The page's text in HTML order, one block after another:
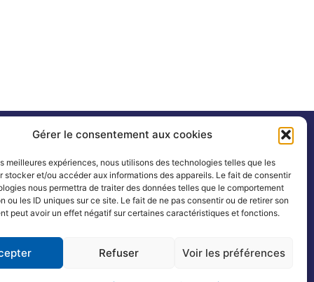
Gérer le consentement aux cookies
meilleures expériences, nous utilisons des technologies telles que les
stocker et/ou accéder aux informations des appareils. Le fait de consentir
nous permettra de traiter des données telles que le comportement
ou les ID uniques sur ce site. Le fait de ne pas consentir ou de retirer son
peut avoir un effet négatif sur certaines caractéristiques et fonctions.
Refuser Voir les préférences
Coordonnées
13, rue de la République – 54320 Maxéville
03 83 17 66 66
contact@jbthiery.asso.fr